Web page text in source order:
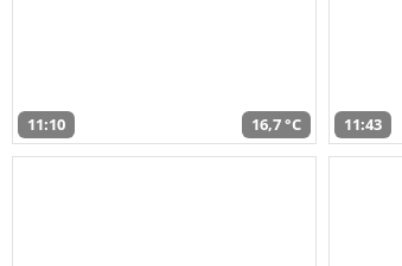
11:10 16,7 °C 11:43